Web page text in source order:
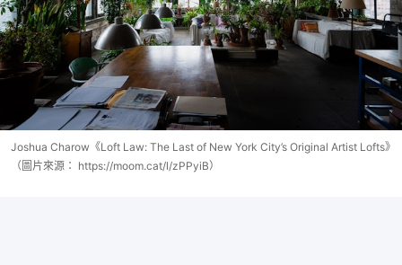
Joshua Charow《Loft Law: The Last of New York City’s Original Artist Lofts》
（圖片來源： https://moom.cat/l/zPPyiB）